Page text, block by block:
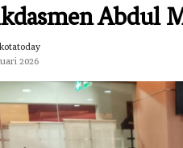
Abdul
2026